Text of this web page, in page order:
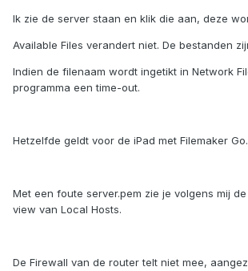
Ik zie de server staan en klik die aan, deze
Available Files verandert niet. De bestanden
Indien de filenaam wordt ingetikt in Network
programma een time-out.
Hetzelfde geldt voor de iPad met Filemaker Go.
Met een foute server.pem zie je volgens mij
view van Local Hosts.
De Firewall van de router telt niet mee,